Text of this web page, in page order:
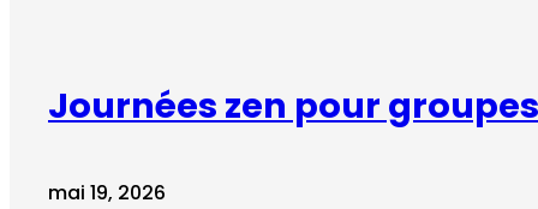
Journées zen pour
mai 19, 2026